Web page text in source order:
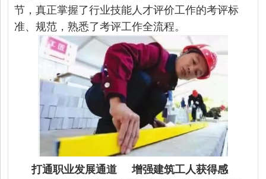
节，真正掌握了行业技能人才评价工作的考评标
准、规范，熟悉了考评工作全流程。
打通职业发展通道 增强建筑工人获得感